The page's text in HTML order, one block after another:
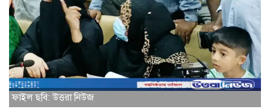
ফাইল ছবি: উত্তরা নিউজ